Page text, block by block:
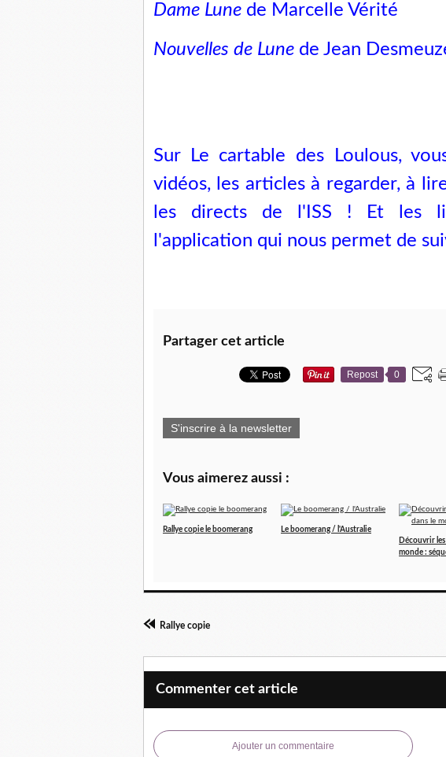
Dame Lune de Marcelle Vérité
Nouvelles de Lune de Jean
Sur Le cartable des Loulous,
vidéos, les articles à regarder, à
les directs de l'ISS ! Et les
l'application qui nous permet de
Partager cet article
Repost 0
S'inscrire à la newsletter
Vous aimerez aussi :
Rallye copie le boomerang
Le boomerang / l'Australie
Découvrir
monde :
Rallye copie
Commenter cet article
Ajouter un commentaire